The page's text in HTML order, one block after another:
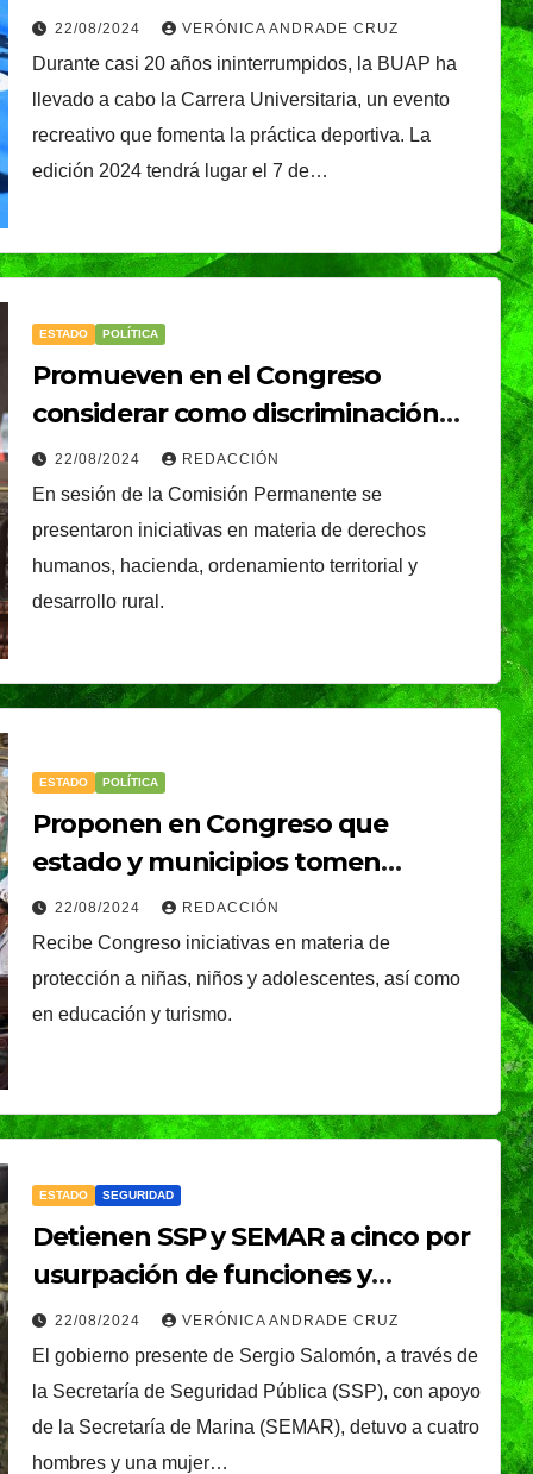
22/08/2024 VERÓNICA ANDRADE CRUZ
Durante casi 20 años ininterrumpidos, la BUAP ha
llevado a cabo la Carrera Universitaria, un evento
recreativo que fomenta la práctica deportiva. La
edición 2024 tendrá lugar el 7 de…
ESTADO POLÍTICA
Promueven en el Congreso
considerar como discriminación
negar el derecho al duelo perinatal
o neonatal
22/08/2024 REDACCIÓN
En sesión de la Comisión Permanente se
presentaron iniciativas en materia de derechos
humanos, hacienda, ordenamiento territorial y
desarrollo rural.
ESTADO POLÍTICA
Proponen en Congreso que
estado y municipios tomen
medidas ante casos de
pornografía infantil
22/08/2024 REDACCIÓN
Recibe Congreso iniciativas en materia de
protección a niñas, niños y adolescentes, así como
en educación y turismo.
ESTADO SEGURIDAD
Detienen SSP y SEMAR a cinco por
usurpación de funciones y
armamento
22/08/2024 VERÓNICA ANDRADE CRUZ
El gobierno presente de Sergio Salomón, a través de
la Secretaría de Seguridad Pública (SSP), con apoyo
de la Secretaría de Marina (SEMAR), detuvo a cuatro
hombres y una mujer…
el
que
TENDENCIA VIDA │ ESTILO
Oreo® y BTS lanzan
su edición limitada
en
MUNDO NACIONAL
Sheinbaum celebra
salida de Betssy
Chávez a México y
destaca nuevo
acercamiento con
07/08/2026 VERÓNICA ANDRADE
CRUZ